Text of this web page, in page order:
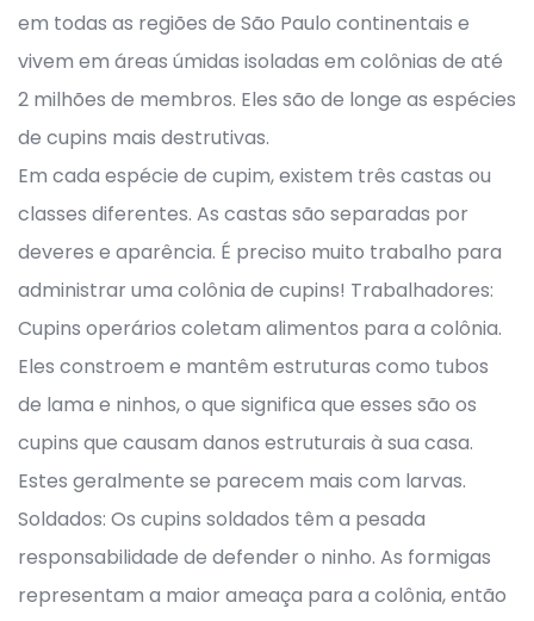
em todas as regiões de São Paulo continentais e
vivem em áreas úmidas isoladas em colônias de até
2 milhões de membros. Eles são de longe as espécies
de cupins mais destrutivas.
Em cada espécie de cupim, existem três castas ou
classes diferentes. As castas são separadas por
deveres e aparência. É preciso muito trabalho para
administrar uma colônia de cupins! Trabalhadores:
Cupins operários coletam alimentos para a colônia.
Eles constroem e mantêm estruturas como tubos
de lama e ninhos, o que significa que esses são os
cupins que causam danos estruturais à sua casa.
Estes geralmente se parecem mais com larvas.
Soldados: Os cupins soldados têm a pesada
responsabilidade de defender o ninho. As formigas
representam a maior ameaça para a colônia, então